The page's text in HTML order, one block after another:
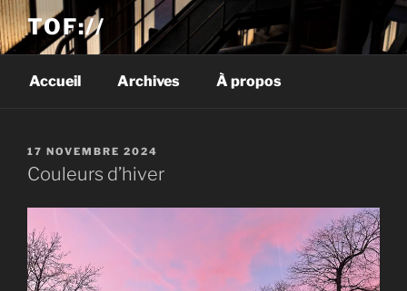
TOF://
Accueil Archives À propos
PUBLIÉ
LE
17 NOVEMBRE 2024
Couleurs d’hiver